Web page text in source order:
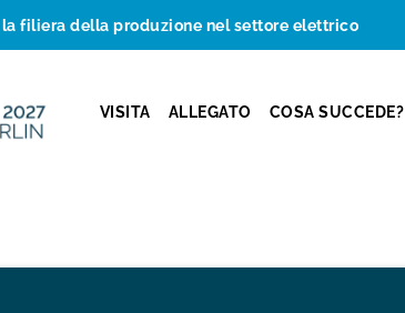
filiera della produzione nel settore elettrico
VISITA ALLEGATO COSA SUCCEDE?